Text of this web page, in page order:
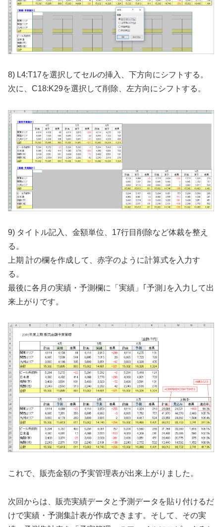
8) L4:T17を選択してセルの挿入、下方向にシフトする。
次に、C18:K29を選択して削除、左方向にシフトする。
9) タイトル記入、金額単位、17行目削除など体裁を整え
る。
上期 計の欄を作成して、赤字のように計算式を入力す
る。
最後に各月の実績・予測欄に「実績」｢予測｣を入力して出
来上がりです。
これで、販売金額の予実管理表が出来上がりました。
次回からは、販売実績データと予測データを貼り付けるだ
けで実績・予測集計表が作成できます。そして、その実